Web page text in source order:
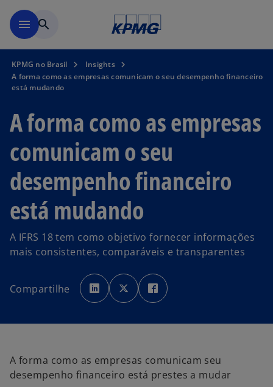
menu search
KPMG no Brasil
Insights
A forma como as empresas comunicam o seu desempenho financeiro
está mudando
A forma como as empresas
comunicam o seu
desempenho financeiro
está mudando
A IFRS 18 tem como objetivo fornecer informações
mais consistentes, comparáveis e transparentes
Compartilhe
a
b
r
e
v
a
g
u
a
b
r
e
v
a
g
u
b
r
v
a
g
u
A forma como as empresas comunicam seu
desempenho financeiro está prestes a mudar